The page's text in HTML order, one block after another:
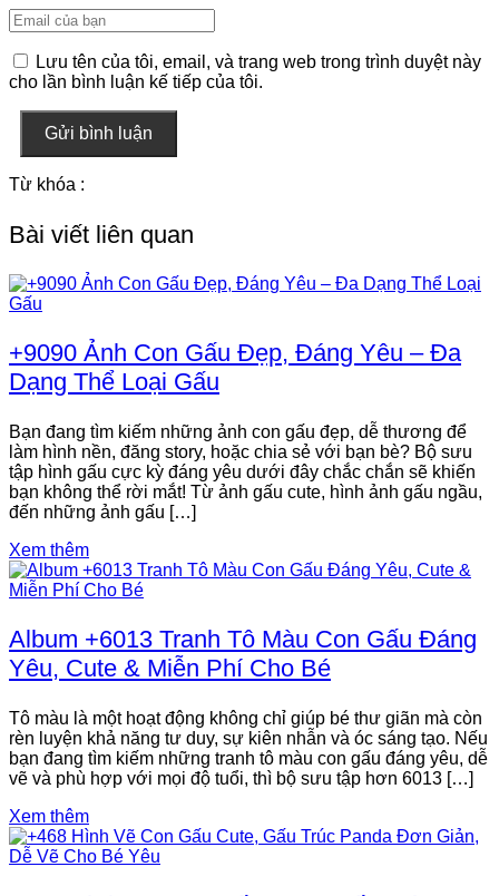
Lưu tên của tôi, email, và trang web trong trình duyệt này
cho lần bình luận kế tiếp của tôi.
Gửi bình luận
Từ khóa :
Bài viết liên quan
+9090 Ảnh Con Gấu Đẹp, Đáng Yêu – Đa
Dạng Thể Loại Gấu
Bạn đang tìm kiếm những ảnh con gấu đẹp, dễ thương để
làm hình nền, đăng story, hoặc chia sẻ với bạn bè? Bộ sưu
tập hình gấu cực kỳ đáng yêu dưới đây chắc chắn sẽ khiến
bạn không thể rời mắt! Từ ảnh gấu cute, hình ảnh gấu ngầu,
đến những ảnh gấu […]
Xem thêm
Album +6013 Tranh Tô Màu Con Gấu Đáng
Yêu, Cute & Miễn Phí Cho Bé
Tô màu là một hoạt động không chỉ giúp bé thư giãn mà còn
rèn luyện khả năng tư duy, sự kiên nhẫn và óc sáng tạo. Nếu
bạn đang tìm kiếm những tranh tô màu con gấu đáng yêu, dễ
vẽ và phù hợp với mọi độ tuổi, thì bộ sưu tập hơn 6013 […]
Xem thêm